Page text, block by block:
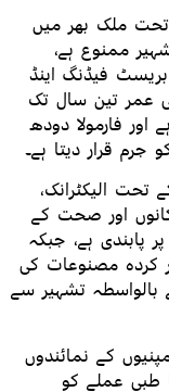
ملک بھر میں
ممنوع ہے،
فیڈنگ اینڈ
ایکٹ 2023 بچوں کی عمر تین سال تک
اور فارمولا دودھ
قرار دیتا ہے۔
الیکٹرانک،
اور صحت کے
پابندی ہے، جبکہ
کردہ مصنوعات کی
بالواسطہ تشہیر سے
کے نمائندوں
طبی عملے کو